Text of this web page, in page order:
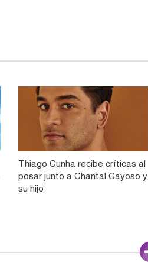
Thiago Cunha recibe críticas al
posar junto a Chantal Gayoso y
su hijo